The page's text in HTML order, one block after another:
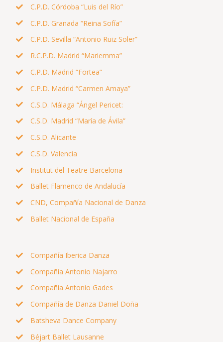
C.P.D. Córdoba “Luis del Río”
C.P.D. Granada “Reina Sofía”
C.P.D. Sevilla “Antonio Ruiz Soler”
R.C.P.D. Madrid “Mariemma”
C.P.D. Madrid “Fortea”
C.P.D. Madrid “Carmen Amaya”
C.S.D. Málaga “Ángel Pericet:
C.S.D. Madrid “María de Ávila”
C.S.D. Alicante
C.S.D. Valencia
Institut del Teatre Barcelona
Ballet Flamenco de Andalucía
CND, Compañía Nacional de Danza
Ballet Nacional de España
Compañía Iberica Danza
Compañía Antonio Najarro
Compañía Antonio Gades
Compañía de Danza Daniel Doña
Batsheva Dance Company
Béjart Ballet Lausanne